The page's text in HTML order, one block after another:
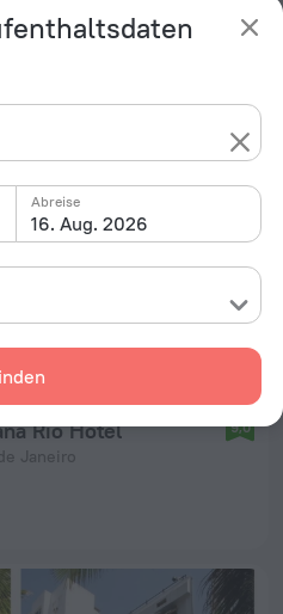
16. Aug. 2026
Abreise
Rio Hotel
Janeiro
9,0